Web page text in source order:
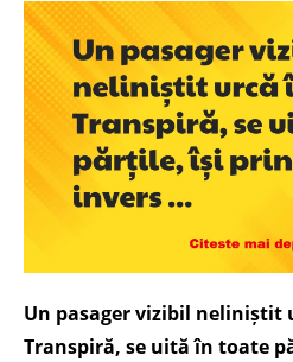
Un pasager vizibil neliniștit
Transpiră, se uită în toate